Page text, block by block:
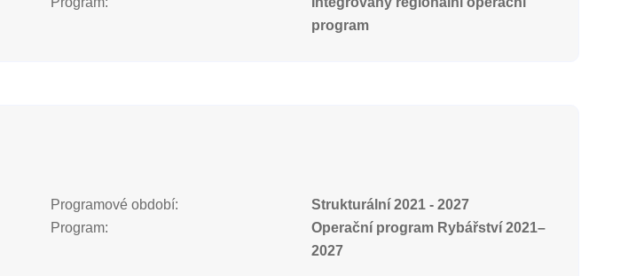
program
Programové období:
Strukturální 2021 - 2027
Program:
Operační program Rybářství 2021–
2027